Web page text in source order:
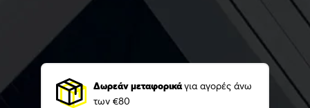
Δωρεάν μεταφορικάγια αγορές άνω
των €80